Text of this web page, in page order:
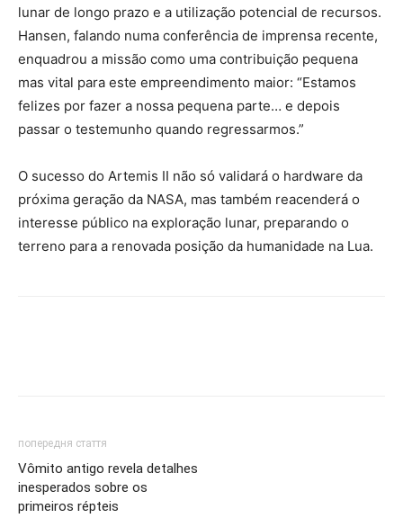
lunar de longo prazo e a utilização potencial de recursos.
Hansen, falando numa conferência de imprensa recente,
enquadrou a missão como uma contribuição pequena
mas vital para este empreendimento maior: “Estamos
felizes por fazer a nossa pequena parte… e depois
passar o testemunho quando regressarmos.”
O sucesso do Artemis II não só validará o hardware da
próxima geração da NASA, mas também reacenderá o
interesse público na exploração lunar, preparando o
terreno para a renovada posição da humanidade na Lua.
попередня стаття
Vômito antigo revela detalhes
inesperados sobre os
primeiros répteis